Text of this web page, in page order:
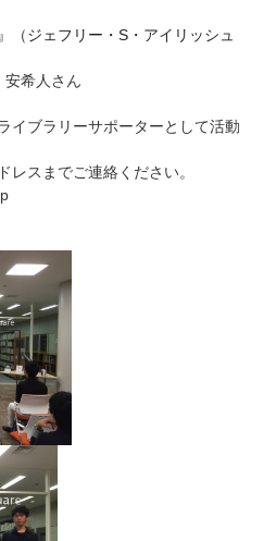
』（ジェフリー・ S ・アイリッシュ
希人さん
イブラリーサポーターとして活動
スまでご連絡ください。